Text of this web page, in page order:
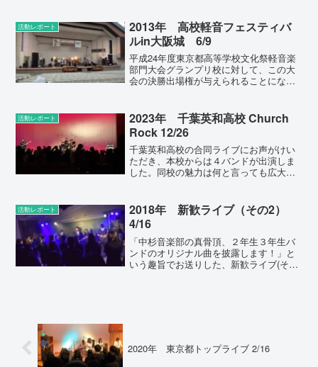
ほどの過酷な状況です。...
活動レポート
2013年 高校軽音フェスティバ
ルin大阪城 6/9
平成24年度東京都高等学校文化祭軽音楽
部門大会グランプリ校に対して、この大
会の決勝出場権が与えられることになり
（つまり東京都代表）に選出しました。
（演奏曲はオリジナ...
活動レポート
2023年 千葉英和高校 Church
Rock 12/26
千葉英和高校の合同ライブにお声がけい
ただき、本校からは４バンドが出演しま
した。同校の魅力は何と言っても広大な
きることはないので、良い機会となりま
した。（加えて、１年生２...
活動レポート
2018年 新歓ライブ（その2）
4/16
「中杉音楽部の真骨頂、２年生３年生バ
ンドのオリジナル曲を披露します！」と
いう趣旨でお送りした、新歓ライブ(その
2020年 東京都トップライブ 2/16